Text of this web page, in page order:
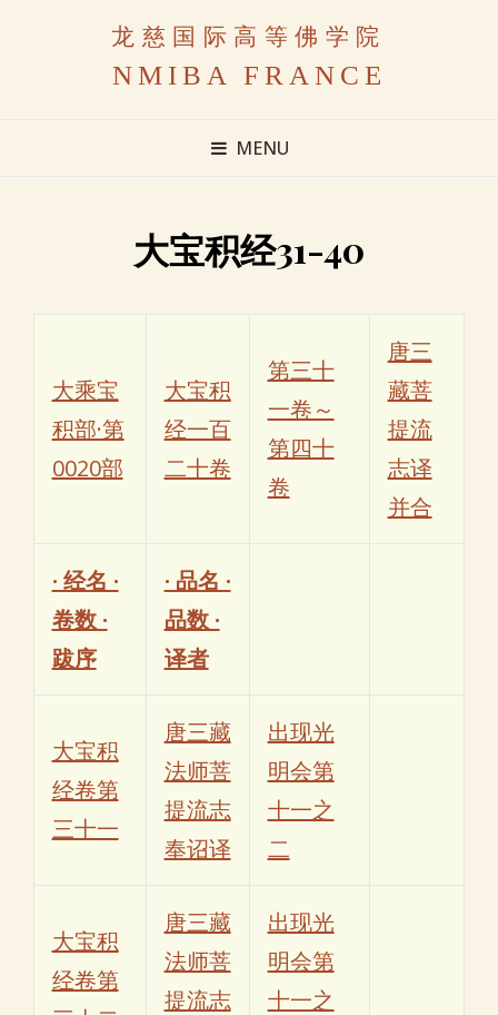
龙慈国际高等佛学院
NMIBA FRANCE
MENU
大宝积经31-40
大乘宝
积部·第
0020部
大宝积
经一百
二十卷
第三十
一卷～
第四十
卷
唐三
藏菩
提流
志译
并合
· 经名 ·
卷数 ·
跋序
· 品名 ·
品数 ·
译者
大宝积
经卷第
三十一
唐三藏
法师菩
提流志
奉诏译
出现光
明会第
十一之
二
大宝积
经卷第
唐三藏
法师菩
提流志
出现光
明会第
十一之